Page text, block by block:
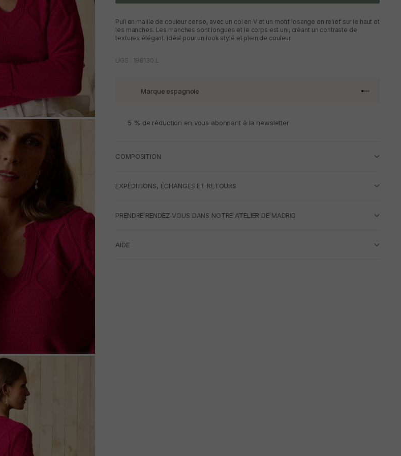
Pull en maille de couleur cerise, avec un col en V et un motif losange en relief sur le haut et
les manches. Les manches sont longues et le corps est uni, créant un contraste de
textures élégant. Idéal pour un look stylé et plein de couleur.
UGS : 198130.L
Marque espagnole Aller à
Aller à
Aller à
Aller à
5 % de réduction en vous abonnant à la newsletter
COMPOSITION
EXPÉDITIONS, ÉCHANGES ET RETOURS
PRENDRE RENDEZ-VOUS DANS NOTRE ATELIER DE MADRID
AIDE